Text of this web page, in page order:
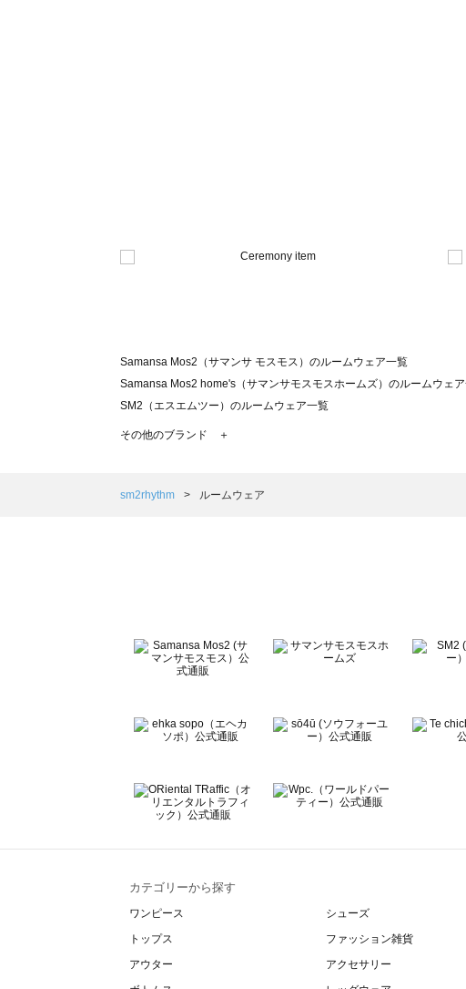
Samansa Mos2（サマンサ モスモス）のルームウェア一覧
Samansa Mos2 home's（サマンサモスモスホームズ）のルームウェ
SM2（エスエムツー）のルームウェア一覧
TSUHARU by Samansa Mos2（ツハルバイサマンサモスモス）のルー
Samansa Mos2 Lagom（サマンサモスモス ラーゴム）のルームウェア
BETTY'S BLUE（べティーズブルー）のルームウェア一覧
Wpc.（ワールドパーティー）のルームウェア一覧
その他のブランド ＋
sm2rhythm ルームウェア
カテゴリーから探す
ワンピース
トップス
アウター
シューズ
ファッション雑貨
アクセサリー